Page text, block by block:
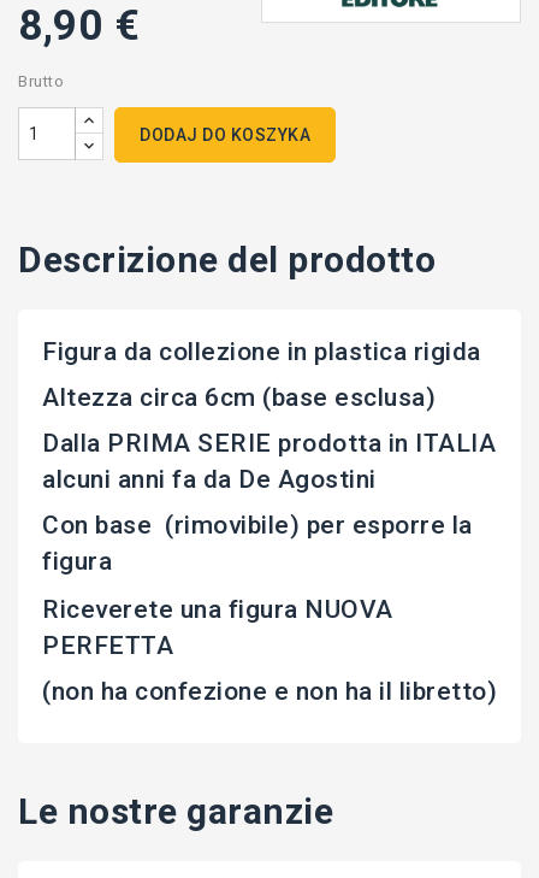
8,90 €
Brutto
DODAJ DO KOSZYKA
Descrizione del prodotto
Figura da collezione in plastica rigida
Altezza circa 6cm (base esclusa)
Dalla PRIMA SERIE prodotta in ITALIA
alcuni anni fa da De Agostini
Con base (rimovibile) per esporre la
figura
Riceverete una figura NUOVA
PERFETTA
(non ha confezione e non ha il libretto)
Le nostre garanzie